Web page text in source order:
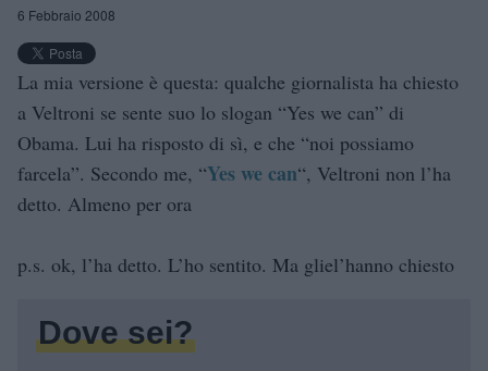
6 Febbraio 2008
La mia versione è questa: qualche giornalista ha chiesto
a Veltroni se sente suo lo slogan “Yes we can” di
Obama. Lui ha risposto di sì, e che “noi possiamo
farcela”. Secondo me, “Yes we can“, Veltroni non l’ha
detto. Almeno per ora
p.s. ok, l’ha detto. L’ho sentito. Ma gliel’hanno chiesto
Dove sei?